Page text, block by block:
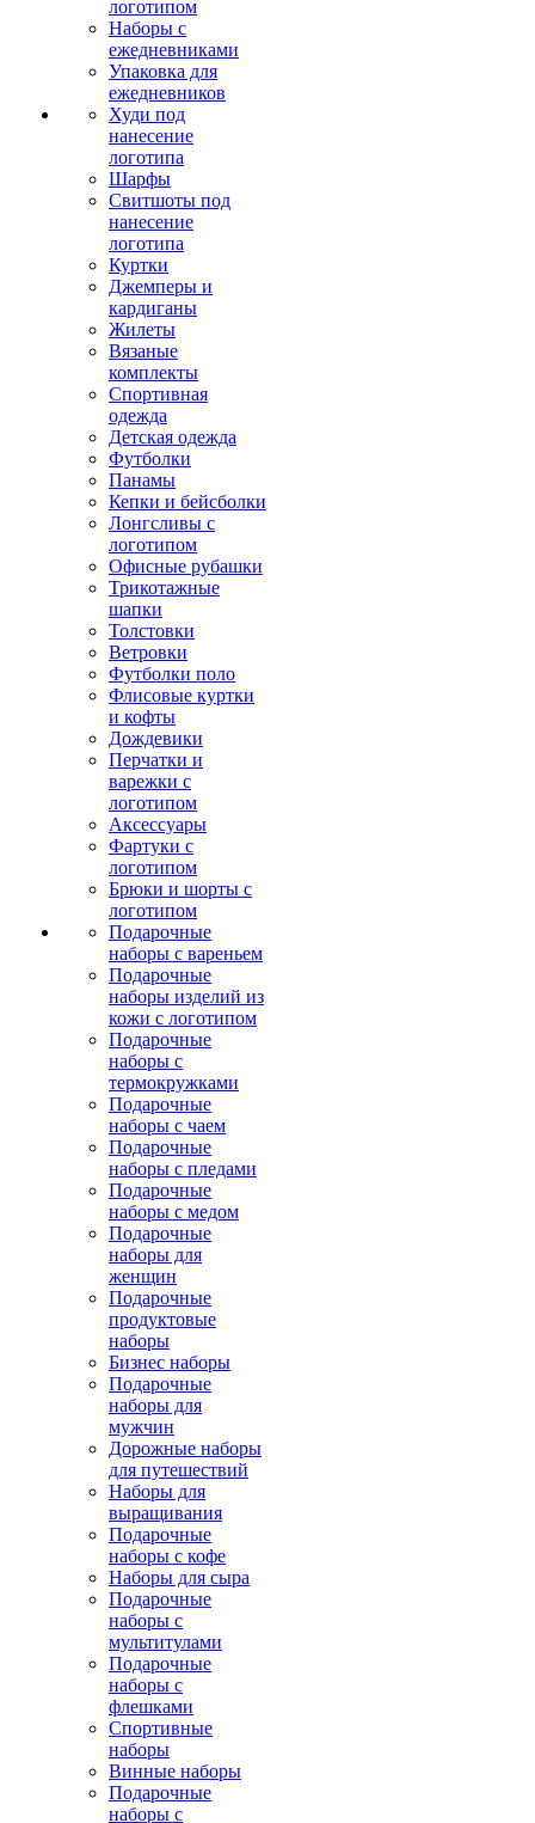
логотипом
Наборы с
ежедневниками
Упаковка для
ежедневников
Худи под
нанесение
логотипа
Шарфы
Свитшоты под
нанесение
логотипа
Куртки
Джемперы и
кардиганы
Жилеты
Вязаные
комплекты
Спортивная
одежда
Детская одежда
Футболки
Панамы
Кепки и бейсболки
Лонгсливы с
логотипом
Офисные рубашки
Трикотажные
шапки
Толстовки
Ветровки
Футболки поло
Флисовые куртки
и кофты
Дождевики
Перчатки и
варежки с
логотипом
Аксессуары
Фартуки с
логотипом
Брюки и шорты с
логотипом
Подарочные
наборы с вареньем
Подарочные
наборы изделий из
кожи с логотипом
Подарочные
наборы с
термокружками
Подарочные
наборы с чаем
Подарочные
наборы с пледами
Подарочные
наборы с медом
Подарочные
наборы для
женщин
Подарочные
продуктовые
наборы
Бизнес наборы
Подарочные
наборы для
мужчин
Дорожные наборы
для путешествий
Наборы для
выращивания
Подарочные
наборы с кофе
Наборы для сыра
Подарочные
наборы с
мультитулами
Подарочные
наборы с
флешками
Спортивные
наборы
Винные наборы
Подарочные
наборы с